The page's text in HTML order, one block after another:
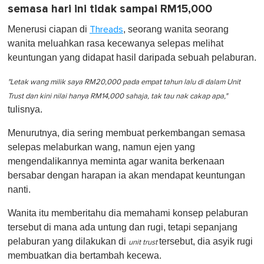
semasa hari ini tidak sampai RM15,000
Menerusi ciapan di Threads, seorang wanita seorang
wanita meluahkan rasa kecewanya selepas melihat
keuntungan yang didapat hasil daripada sebuah pelaburan.
"Letak wang milik saya RM20,000 pada empat tahun lalu di dalam Unit
Trust dan kini nilai hanya RM14,000 sahaja, tak tau nak cakap apa,"
tulisnya.
Menurutnya, dia sering membuat perkembangan semasa
selepas melaburkan wang, namun ejen yang
mengendalikannya meminta agar wanita berkenaan
bersabar dengan harapan ia akan mendapat keuntungan
nanti.
Wanita itu memberitahu dia memahami konsep pelaburan
tersebut di mana ada untung dan rugi, tetapi sepanjang
pelaburan yang dilakukan di unit trusttersebut, dia asyik rugi
membuatkan dia bertambah kecewa.